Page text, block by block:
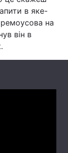
в яке-
на
він в